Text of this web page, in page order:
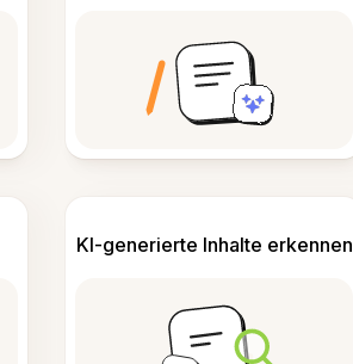
KI-generierte Inhalte erkennen